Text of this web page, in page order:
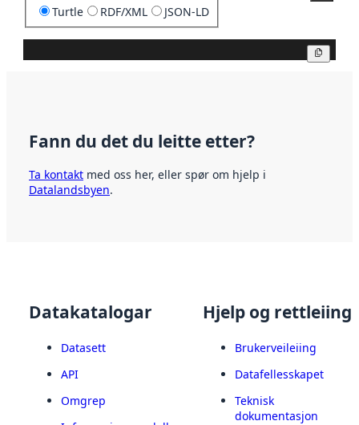
Turtle RDF/XML JSON-LD
Fann du det du leitte etter?
Ta kontakt med oss her, eller spør om hjelp i
Datalandsbyen.
Datakatalogar
Datasett
API
Omgrep
Hjelp og rettleiing
Brukerveileiing
Datafellesskapet
Teknisk
dokumentasjon